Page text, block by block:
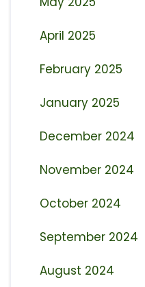
April 2025
February 2025
January 2025
December 2024
November 2024
October 2024
September 2024
August 2024